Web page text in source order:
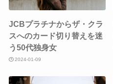
JCBプラチナからザ・クラ
スへのカード切り替えを迷
う50代独身女
2024-01-09